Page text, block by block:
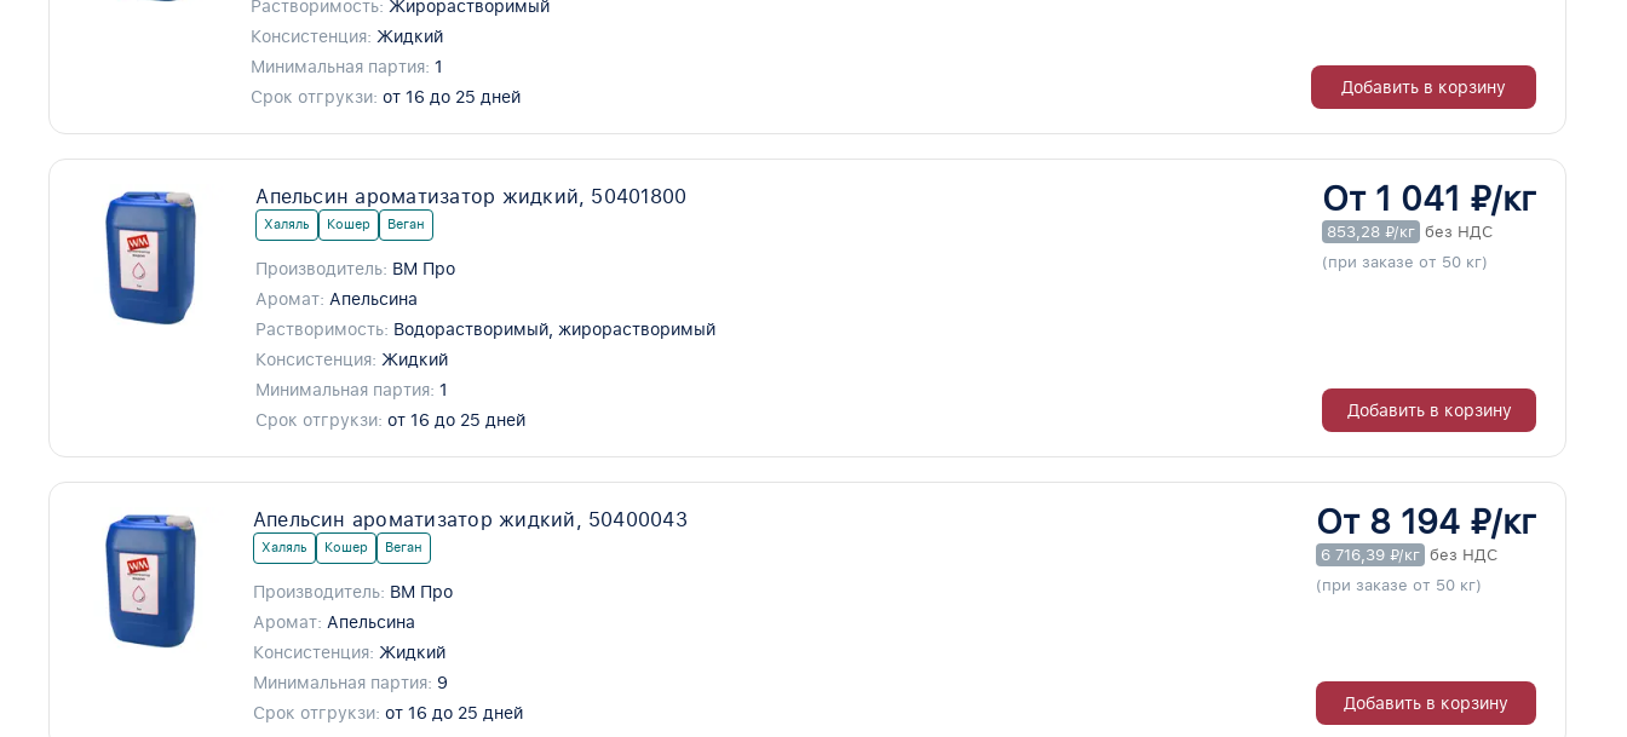
Растворимость: Жирорастворимый
Консистенция: Жидкий
Минимальная партия: 1
Срок отгрукзи: от 16 до 25 дней Добавить в корзину
Апельсин ароматизатор жидкий, 50401800
Халяль Кошер Веган
Производитель: ВМ Про
Аромат: Апельсина
Растворимость: Водорастворимый, жирорастворимый
Консистенция: Жидкий
Минимальная партия: 1
Срок отгрукзи: от 16 до 25 дней
От 1 041 ₽/кг
853,28 ₽/кг без НДС
(при заказе от 50 кг)
Добавить в корзину
Апельсин ароматизатор жидкий, 50400043
Халяль Кошер Веган
Производитель: ВМ Про
Аромат: Апельсина
Консистенция: Жидкий
Минимальная партия: 9
Срок отгрукзи: от 16 до 25 дней
От 8 194 ₽/кг
6 716,39 ₽/кг без НДС
(при заказе от 50 кг)
Добавить в корзину